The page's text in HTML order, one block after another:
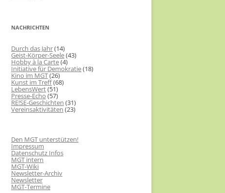
NACHRICHTEN
Durch das Jahr(14)
Geist-Körper-Seele(43)
Hobby à la Carte(4)
Initiative für Demokratie(18)
Kino im MGT(26)
Kunst im Treff(68)
LebensWert(51)
Presse-Echo (57)
RE!SE-Geschichten (31)
Vereinsaktivitäten (23)
Den MGT unterstützen!
Impressum
Datenschutz Infos
MGT intern
MGT-Wiki
Newsletter-Archiv
Newsletter
MGT-Termine